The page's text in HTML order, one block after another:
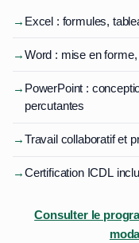
→ Excel : formules,
→Word : mise en
→ PowerPoint :
percutantes
→Travail collaboratif et
→Certification ICDL
Consulter le